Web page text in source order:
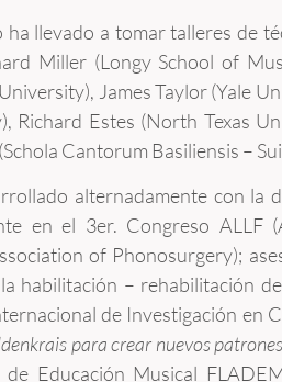
llevado a tomar talleres de
Miller (Longy School of
James Taylor (Yale
Richard Estes (North Texas
Cantorum Basiliensis –
alternadamente con la
en el 3er. Congreso ALLF
of Phonosurgery);
habilitación – rehabilitación
de Investigación en
para crear nuevos
Educación Musical